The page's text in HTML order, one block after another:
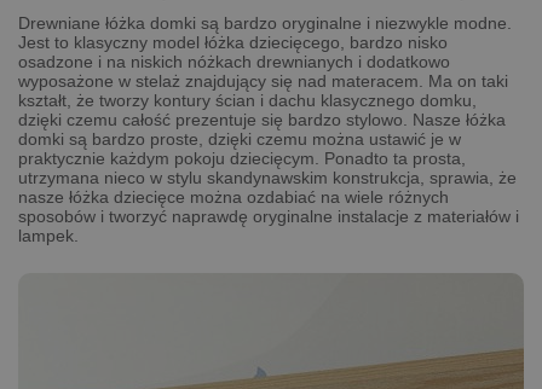
Drewniane łóżka domki są bardzo oryginalne i niezwykle modne.
Jest to klasyczny model łóżka dziecięcego, bardzo nisko
osadzone i na niskich nóżkach drewnianych i dodatkowo
wyposażone w stelaż znajdujący się nad materacem. Ma on taki
kształt, że tworzy kontury ścian i dachu klasycznego domku,
dzięki czemu całość prezentuje się bardzo stylowo. Nasze łóżka
domki są bardzo proste, dzięki czemu można ustawić je w
praktycznie każdym pokoju dziecięcym. Ponadto ta prosta,
utrzymana nieco w stylu skandynawskim konstrukcja, sprawia, że
nasze łóżka dziecięce można ozdabiać na wiele różnych
sposobów i tworzyć naprawdę oryginalne instalacje z materiałów i
lampek.